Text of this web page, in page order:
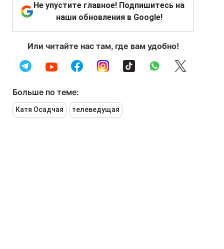
Не упустите главное! Подпишитесь на
наши обновления в Google!
Или читайте нас там, где вам удобно!
Больше по теме:
Катя Осадчая телеведущая